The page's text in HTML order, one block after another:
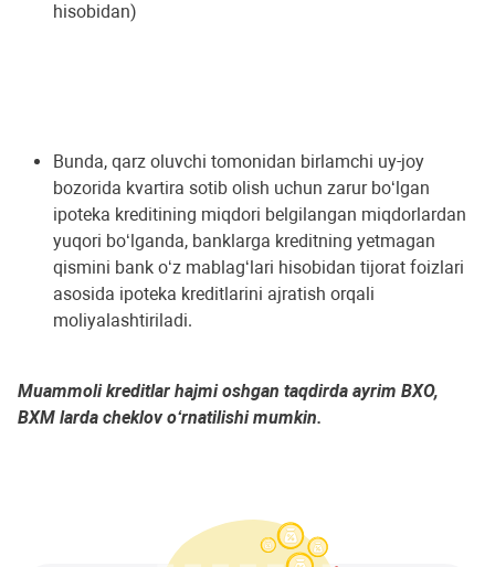
hisobidan)
Bunda, qarz oluvchi tomonidan birlamchi uy-joy
bozorida kvartira sotib olish uchun zarur bo‘lgan
ipoteka kreditining miqdori belgilangan miqdorlardan
yuqori bo‘lganda, banklarga kreditning yetmagan
qismini bank o‘z mablag‘lari hisobidan tijorat foizlari
asosida ipoteka kreditlarini ajratish orqali
moliyalashtiriladi.
Muammoli kreditlar hajmi oshgan taqdirda ayrim BXO,
BXM larda cheklov o‘rnatilishi mumkin.